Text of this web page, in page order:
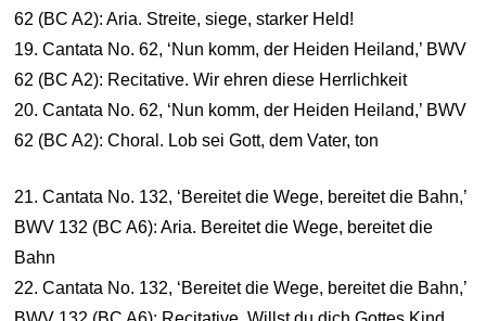
62 (BC A2): Aria. Streite, siege, starker Held!
19. Cantata No. 62, ‘Nun komm, der Heiden Heiland,’ BWV
62 (BC A2): Recitative. Wir ehren diese Herrlichkeit
20. Cantata No. 62, ‘Nun komm, der Heiden Heiland,’ BWV
62 (BC A2): Choral. Lob sei Gott, dem Vater, ton
21. Cantata No. 132, ‘Bereitet die Wege, bereitet die Bahn,’
BWV 132 (BC A6): Aria. Bereitet die Wege, bereitet die
Bahn
22. Cantata No. 132, ‘Bereitet die Wege, bereitet die Bahn,’